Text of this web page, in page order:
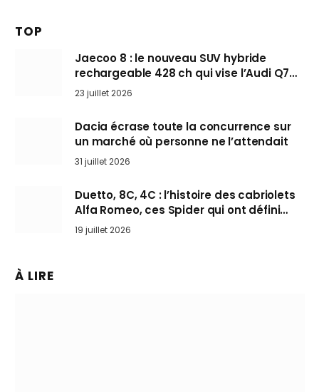
TOP
Jaecoo 8 : le nouveau SUV hybride
rechargeable 428 ch qui vise l’Audi Q7
arrive en Europe cet automne
23 juillet 2026
Dacia écrase toute la concurrence sur
un marché où personne ne l’attendait
31 juillet 2026
Duetto, 8C, 4C : l’histoire des cabriolets
Alfa Romeo, ces Spider qui ont défini
l’art de rouler cheveux au vent
19 juillet 2026
À LIRE